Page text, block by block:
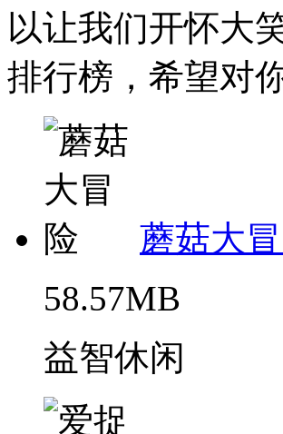
以让我们开怀大
排行榜，希望对
蘑菇大
58.57MB
益智休闲